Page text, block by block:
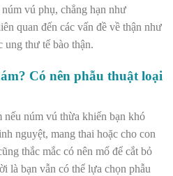
vú phụ, chẳng hạn như
quan đến các vấn đề về thận như
ung thư tế bào thận.
Có nên phẫu thuật loại
núm vú thừa khiến bạn khó
nguyệt, mang thai hoặc cho con
thắc mắc có nên mổ để cắt bỏ
là bạn vẫn có thể lựa chọn phẫu